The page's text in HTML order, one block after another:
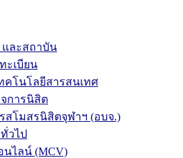
ละสถาบัน
ะเบียน
คโนโลยีสารสนเทศ
การนิสิต
สโมสรนิสิตจุฬาฯ (อบจ.)
วไป
นไลน์ (MCV)